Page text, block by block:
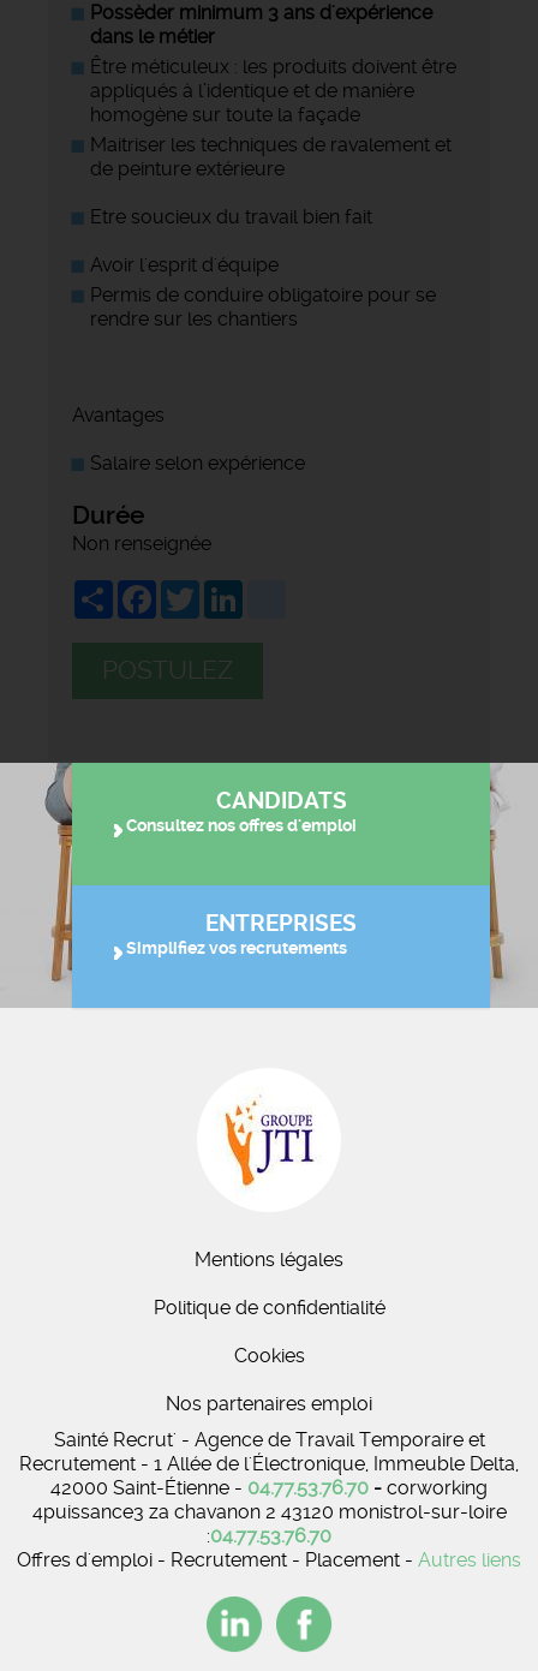
Possèder minimum 3 ans d'expérience
dans le métier
Être méticuleux : les produits doivent être
appliqués à l’identique et de manière
homogène sur toute la façade
Maitriser les techniques de ravalement et
de peinture extérieure
Etre soucieux du travail bien fait
Avoir l'esprit d'équipe
Permis de conduire obligatoire pour se
rendre sur les chantiers
Avantages
Salaire selon expérience
Durée
Non renseignée
ShareFacebook
Twitter
POSTULEZ
CANDIDATS
Consultez nos offres d'emploi
ENTREPRISES
Simplifiez vos recrutements
Mentions légales
Politique de confidentialité
Cookies
Nos partenaires emploi
Sainté Recrut' - Agence de Travail Temporaire et
Recrutement - 1 Allée de l'Électronique, Immeuble Delta,
42000 Saint-Étienne - 04.77.53.76.70 - corworking
4puissance3 za chavanon 2 43120 monistrol-sur-loire
:04.77.53.76.70
Offres d'emploi - Recrutement - Placement - Autres liens